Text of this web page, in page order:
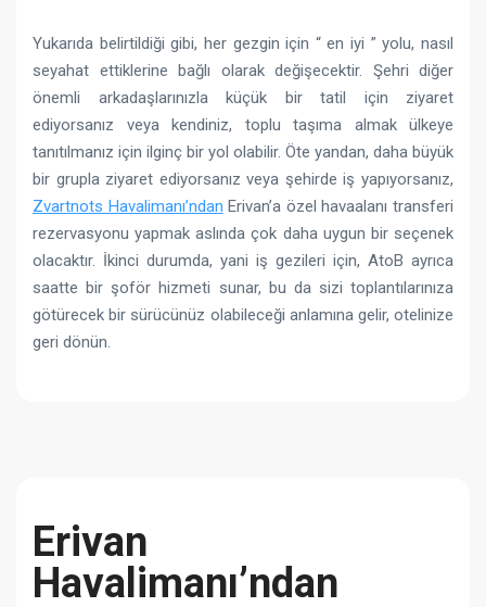
Yukarıda belirtildiği gibi, her gezgin için “ en iyi ” yolu, nasıl
seyahat ettiklerine bağlı olarak değişecektir. Şehri diğer
önemli arkadaşlarınızla küçük bir tatil için ziyaret
ediyorsanız veya kendiniz, toplu taşıma almak ülkeye
tanıtılmanız için ilginç bir yol olabilir. Öte yandan, daha büyük
bir grupla ziyaret ediyorsanız veya şehirde iş yapıyorsanız,
Zvartnots Havalimanı’ndan Erivan’a özel havaalanı transferi
rezervasyonu yapmak aslında çok daha uygun bir seçenek
olacaktır. İkinci durumda, yani iş gezileri için, AtoB ayrıca
saatte bir şoför hizmeti sunar, bu da sizi toplantılarınıza
götürecek bir sürücünüz olabileceği anlamına gelir, otelinize
geri dönün.
Erivan
Havalimanı’ndan